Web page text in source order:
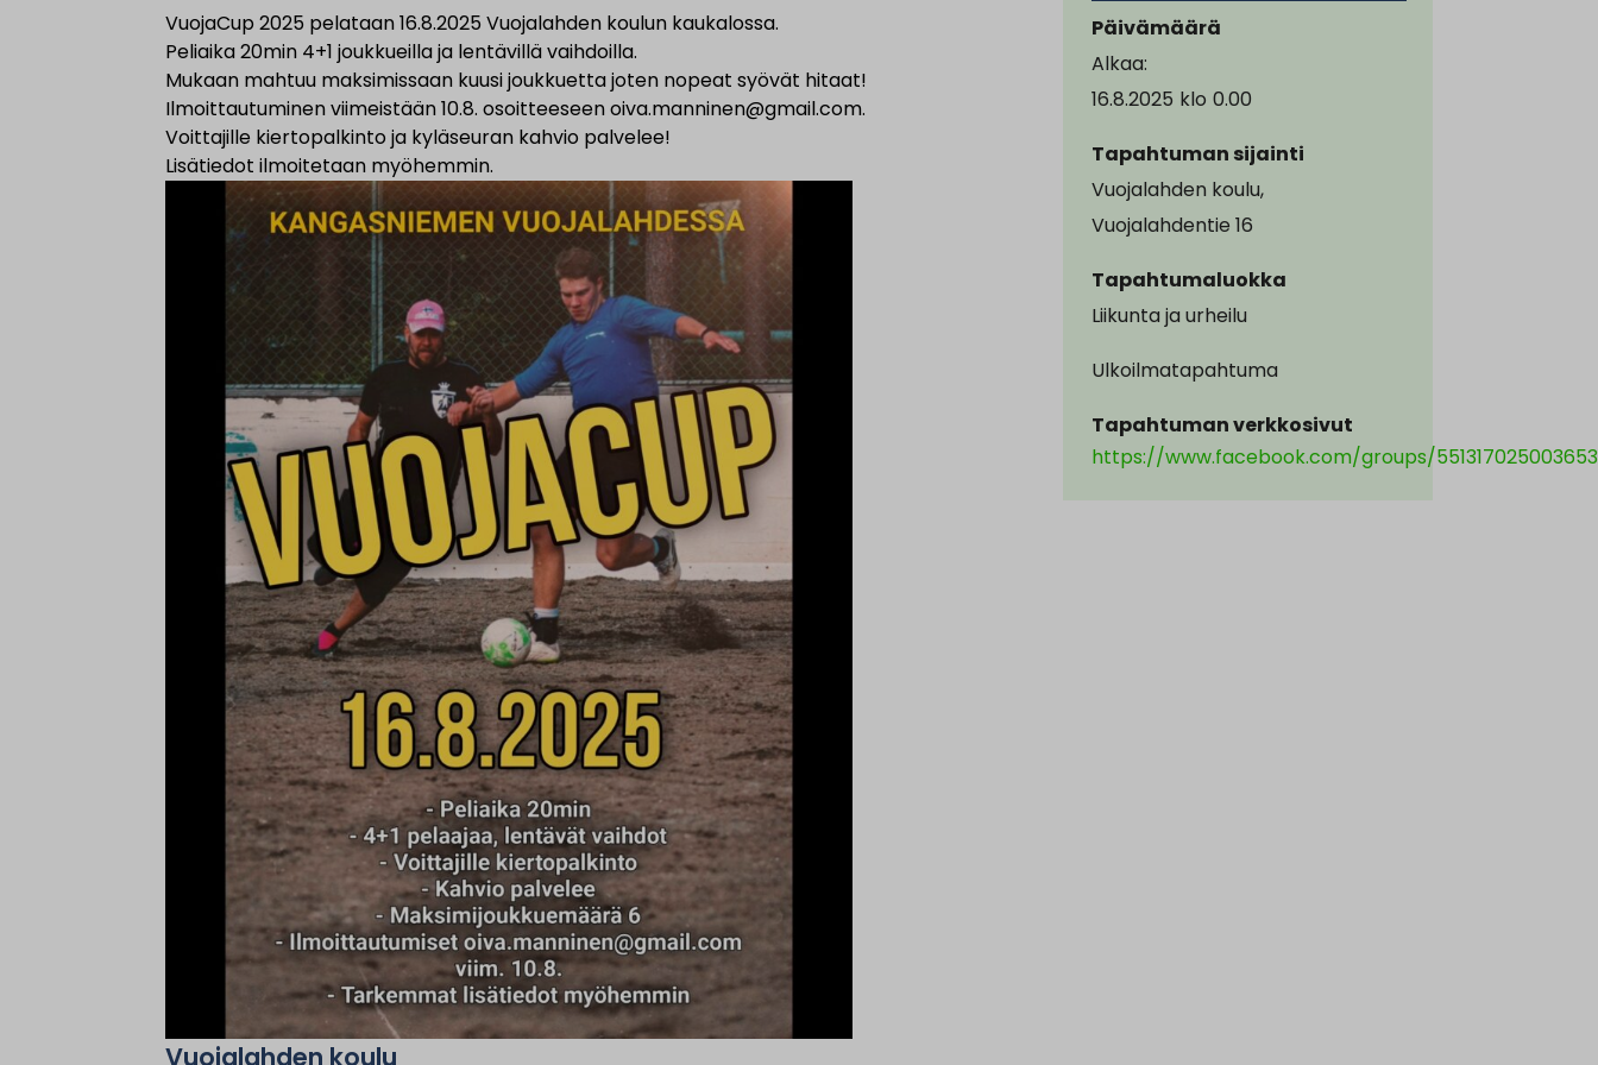
VuojaCup 2025 pelataan 16.8.2025 Vuojalahden koulun kaukalossa.
Peliaika 20min 4+1 joukkueilla ja lentävillä vaihdoilla.
Mukaan mahtuu maksimissaan kuusi joukkuetta joten nopeat syövät hitaat!
Ilmoittautuminen viimeistään 10.8. osoitteeseen oiva.manninen@gmail.com.
Voittajille kiertopalkinto ja kyläseuran kahvio palvelee!
Lisätiedot ilmoitetaan myöhemmin.
Vuojalahden koulu
Päivämäärä
Alkaa:
16.8.2025 klo 0.00
Tapahtuman sijainti
Vuojalahden koulu,
Vuojalahdentie 16
Tapahtumaluokka
Liikunta ja urheilu
Ulkoilmatapahtuma
Tapahtuman verkkosivut
https://www.facebook.com/groups/